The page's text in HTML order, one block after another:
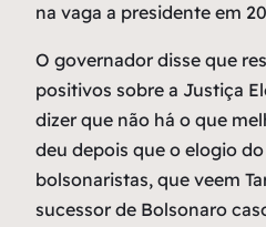
na vaga a presidente em
O governador disse que
positivos sobre a Justiça
dizer que não há o que
deu depois que o elogio
bolsonaristas, que veem
sucessor de Bolsonaro